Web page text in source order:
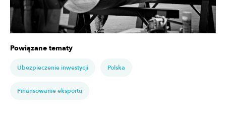
Powiązane tematy
Ubezpieczenie inwestycji Polska
Finansowanie eksportu